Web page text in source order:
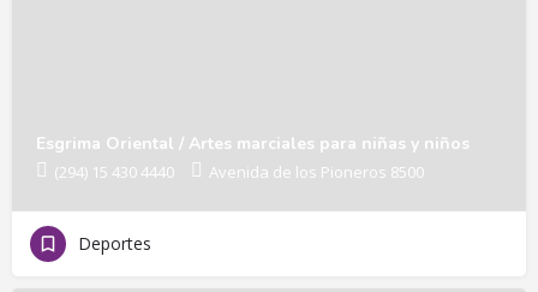
Esgrima Oriental / Artes marciales para niñas y niños
(294) 15 430 4440 Avenida de los Pioneros 8500
Deportes